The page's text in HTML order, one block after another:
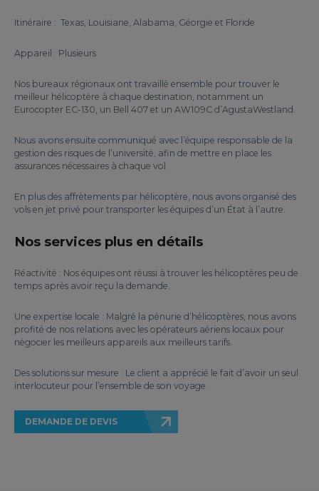
Itinéraire : Texas, Louisiane, Alabama, Géorgie et Floride
Appareil : Plusieurs
Nos bureaux régionaux ont travaillé ensemble pour trouver le
meilleur hélicoptère à chaque destination, notamment un
Eurocopter EC-130, un Bell 407 et un AW109C d’AgustaWestland.
Nous avons ensuite communiqué avec l’équipe responsable de la
gestion des risques de l’université, afin de mettre en place les
assurances nécessaires à chaque vol.
En plus des affrètements par hélicoptère, nous avons organisé des
vols en jet privé pour transporter les équipes d’un État à l’autre.
Nos services plus en détails
Réactivité : Nos équipes ont réussi à trouver les hélicoptères peu de
temps après avoir reçu la demande.
Une expertise locale : Malgré la pénurie d’hélicoptères, nous avons
profité de nos relations avec les opérateurs aériens locaux pour
négocier les meilleurs appareils aux meilleurs tarifs.
Des solutions sur mesure : Le client a apprécié le fait d’avoir un seul
interlocuteur pour l’ensemble de son voyage.
DEMANDE DE DEVIS